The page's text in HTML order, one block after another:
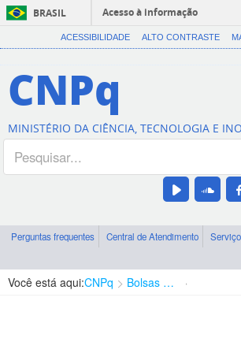
BRASIL
Acesso à informação
ACESSIBILIDADE ALTO CONTRASTE
CNPq
MINISTÉRIO DA CIÊNCIA, TECNOLOGIA E
Perguntas frequentes Central de Atendimento
Você está aqui:CNPq Bolsas e Auxílios Vigentes